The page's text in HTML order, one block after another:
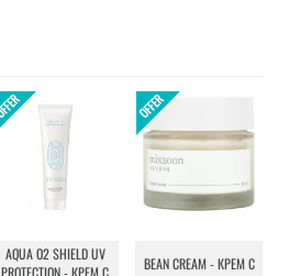
AQUA O2 SHIELD UV
PROTECTION - КРЕМ С
BEAN CREAM - КРЕМ С